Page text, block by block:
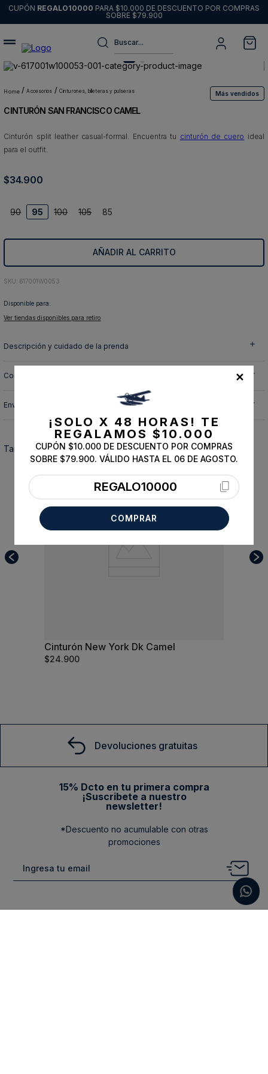
CUPÓN REGALO10000 PARA $10.000 DE DESCUENTO POR COMPRAS
SOBRE $79.900
Buscar...
accesorios cinturones, billeteras y pulseras Más vendidos
CINTURÓN SAN FRANCISCO CAMEL
Cinturón split leather casual-formal. Encuentra tu cinturón de cuero ideal
para el outfit.
$34.900
90 95 100 105 85
AÑADIR AL CARRITO
: 617001W0053
Disponible para:
Ver tiendas disponibles para retiro
Descripción y cuidado de la prenda
Composición
Envíos, cambios y devoluciones
También te podría interesar
95
Cinturón New York Dk Camel
$24.900
Devoluciones gratuitas
15% Dcto en tu primera compra
¡Suscribete a nuestro
newsletter!
*Descuento no acumulable con otras
promociones
1.
sweater
2.
chaquetas
3.
pantalon
5.
chaqueta cuero
jeans
8.
chaqueta
10. abrigo
✕
¡SOLO X 48 HORAS! TE
REGALAMOS $10.000
CUPÓN $10.000 DE DESCUENTO POR COMPRAS
SOBRE $79.900. VÁLIDO HASTA EL 06 DE AGOSTO.
REGALO10000
COMPRAR